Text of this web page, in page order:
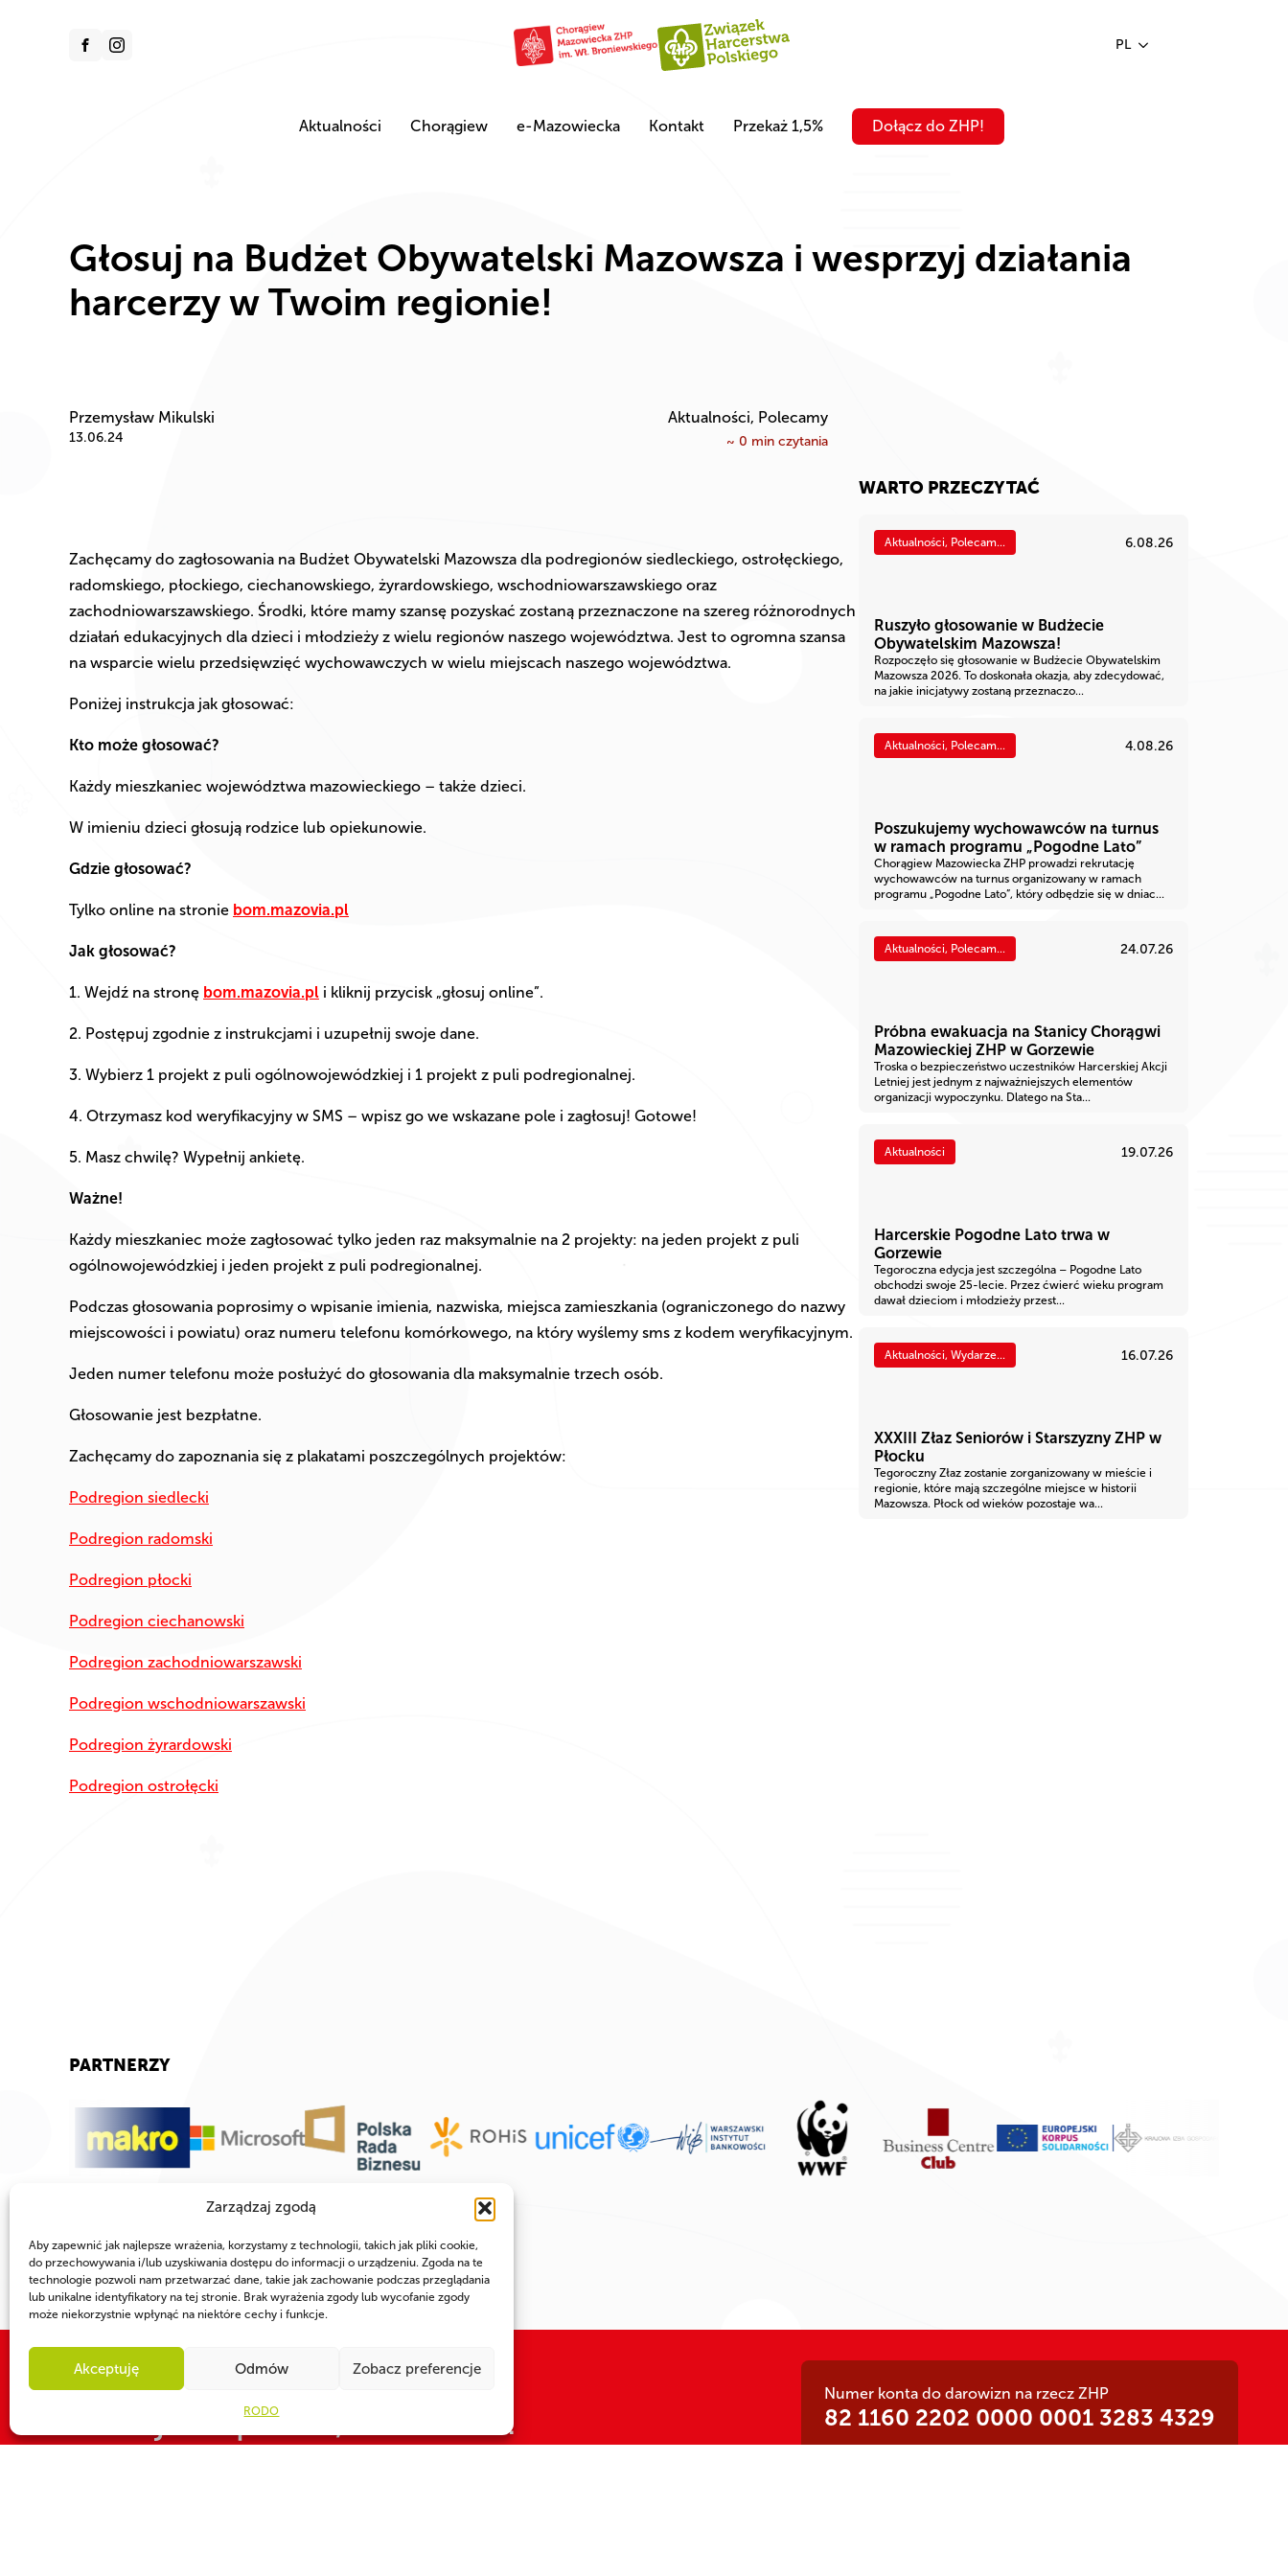
Zarządzaj zgodą
Aby zapewnić jak najlepsze wrażenia, korzystamy z technologii, takich jak pliki cookie,
do przechowywania i/lub uzyskiwania dostępu do informacji o urządzeniu. Zgoda na te
technologie pozwoli nam przetwarzać dane, takie jak zachowanie podczas przeglądania
lub unikalne identyfikatory na tej stronie. Brak wyrażenia zgody lub wycofanie zgody
może niekorzystnie wpłynąć na niektóre cechy i funkcje.
Akceptuję Odmów Zobacz preferencje
RODO
PL
Aktualności Chorągiew e-Mazowiecka Kontakt Przekaż 1,5% Dołącz do ZHP!
Głosuj na Budżet Obywatelski Mazowsza i wesprzyj działania
harcerzy w Twoim regionie!
Przemysław Mikulski
13.06.24
Aktualności, Polecamy
~ 0 min czytania
Zachęcamy do zagłosowania na Budżet Obywatelski Mazowsza dla podregionów siedleckiego, ostrołęckiego,
radomskiego, płockiego, ciechanowskiego, żyrardowskiego, wschodniowarszawskiego oraz
zachodniowarszawskiego. Środki, które mamy szansę pozyskać zostaną przeznaczone na szereg różnorodnych
działań edukacyjnych dla dzieci i młodzieży z wielu regionów naszego województwa. Jest to ogromna szansa
na wsparcie wielu przedsięwzięć wychowawczych w wielu miejscach naszego województwa.
Poniżej instrukcja jak głosować:
Kto może głosować?
Każdy mieszkaniec województwa mazowieckiego – także dzieci.
W imieniu dzieci głosują rodzice lub opiekunowie.
Gdzie głosować?
Tylko online na stronie bom.mazovia.pl
Jak głosować?
1. Wejdź na stronę bom.mazovia.pl i kliknij przycisk „głosuj online”.
2. Postępuj zgodnie z instrukcjami i uzupełnij swoje dane.
3. Wybierz 1 projekt z puli ogólnowojewódzkiej i 1 projekt z puli podregionalnej.
4. Otrzymasz kod weryfikacyjny w SMS – wpisz go we wskazane pole i zagłosuj! Gotowe!
5. Masz chwilę? Wypełnij ankietę.
Ważne!
Każdy mieszkaniec może zagłosować tylko jeden raz maksymalnie na 2 projekty: na jeden projekt z puli
ogólnowojewódzkiej i jeden projekt z puli podregionalnej.
Podczas głosowania poprosimy o wpisanie imienia, nazwiska, miejsca zamieszkania (ograniczonego do nazwy
miejscowości i powiatu) oraz numeru telefonu komórkowego, na który wyślemy sms z kodem weryfikacyjnym.
Jeden numer telefonu może posłużyć do głosowania dla maksymalnie trzech osób.
Głosowanie jest bezpłatne.
Zachęcamy do zapoznania się z plakatami poszczególnych projektów:
Podregion siedlecki
Podregion radomski
Podregion płocki
Podregion ciechanowski
Podregion zachodniowarszawski
Podregion wschodniowarszawski
Podregion żyrardowski
Podregion ostrołęcki
WARTO PRZECZYTAĆ
Aktualności, Polecam... 6.08.26
Ruszyło głosowanie w Budżecie
Obywatelskim Mazowsza!
Rozpoczęło się głosowanie w Budżecie Obywatelskim
Mazowsza 2026. To doskonała okazja, aby zdecydować,
na jakie inicjatywy zostaną przeznaczo...
Aktualności, Polecam... 4.08.26
Poszukujemy wychowawców na turnus
w ramach programu „Pogodne Lato”
Chorągiew Mazowiecka ZHP prowadzi rekrutację
wychowawców na turnus organizowany w ramach
programu „Pogodne Lato”, który odbędzie się w dniac...
Aktualności, Polecam... 24.07.26
Próbna ewakuacja na Stanicy Chorągwi
Mazowieckiej ZHP w Gorzewie
Troska o bezpieczeństwo uczestników Harcerskiej Akcji
Letniej jest jednym z najważniejszych elementów
organizacji wypoczynku. Dlatego na Sta...
Aktualności 19.07.26
Harcerskie Pogodne Lato trwa w
Gorzewie
Tegoroczna edycja jest szczególna – Pogodne Lato
obchodzi swoje 25-lecie. Przez ćwierć wieku program
dawał dzieciom i młodzieży przest...
Aktualności, Wydarze... 16.07.26
XXXIII Złaz Seniorów i Starszyzny ZHP w
Płocku
Tegoroczny Złaz zostanie zorganizowany w mieście i
regionie, które mają szczególne miejsce w historii
Mazowsza. Płock od wieków pozostaje wa...
PARTNERZY
WSPÓLNIE DLA HARCERSKIEJ MISJI
Twoje wsparcie, nasza siła!
Numer konta do darowizn na rzecz ZHP
82 1160 2202 0000 0001 3283 4329